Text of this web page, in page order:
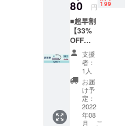
80 円 199
■超早割
【33%
OFF】
200台限
定 ■予
定定
価：
13,000
円（税
込）
⇒8,680
支援
者：
1人
お届
け予
定：
2022
年08
月
こ